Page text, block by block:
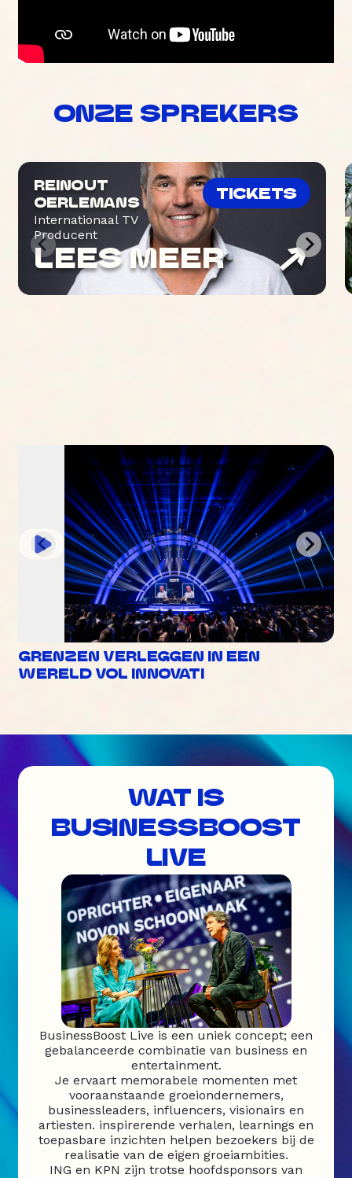
ONZE SPREKERS
REINOUT
OERLEMANS
Internationaal TV
Producent
TICKETS
LEES MEER
GRENZEN VERLEGGEN IN EEN
WERELD VOL INNOVATI
WAT IS
BUSINESSBOOST
LIVE
BusinessBoost Live is een uniek concept; een
gebalanceerde combinatie van business en
entertainment.
Je ervaart memorabele momenten met
vooraanstaande groeiondernemers,
businessleaders, influencers, visionairs en
artiesten. inspirerende verhalen, learnings en
toepasbare inzichten helpen bezoekers bij de
realisatie van de eigen groeiambities.
ING en KPN zijn trotse hoofdsponsors van